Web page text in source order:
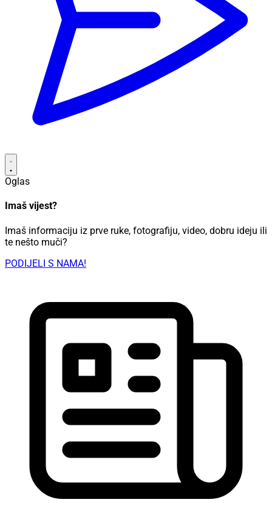
Oglas
Imaš vijest?
Imaš informaciju iz prve ruke, fotografiju, video, dobru ideju ili
te nešto muči?
PODIJELI S NAMA!